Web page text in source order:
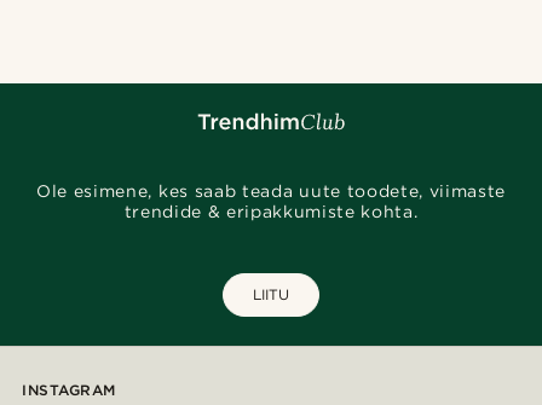
Ole esimene, kes saab teada uute toodete, viimaste
trendide & eripakkumiste kohta.
LIITU
INSTAGRAM